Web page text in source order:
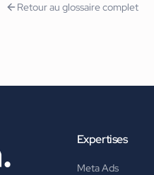
Retour au glossaire complet
Expertises
Meta Ads